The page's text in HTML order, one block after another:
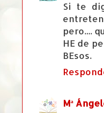
Si te
pero....
HE de
BEsos.
Mª